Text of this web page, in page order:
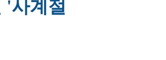
日本語
'사계절